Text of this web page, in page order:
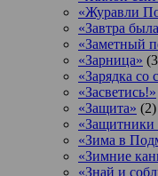
«Журавли
«Завтра
«Заметный
«Зарница»
«Зарядка со
«Засветись!»
«Защита» (2)
«Защитники
«Зима в
«Зимние
«Знай и